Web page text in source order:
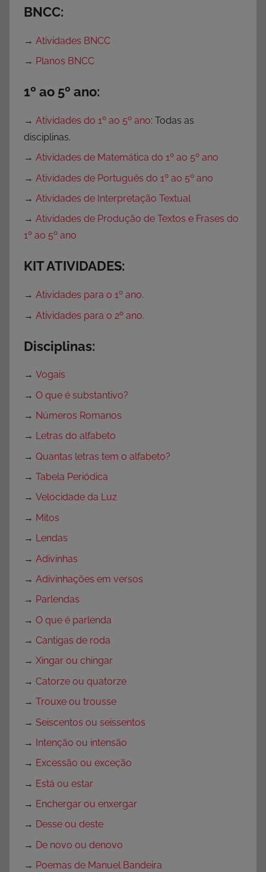
d
F
m
,
e
a
e
o
r
BNCC:
→ Atividades BNCC
→ Planos BNCC
1º ao 5º ano:
→ Atividades do 1º ao 5º ano: Todas as
disciplinas.
→ Atividades de Matemática do 1º ao 5º ano
→ Atividades de Português do 1º ao 5º ano
→ Atividades de Interpretação Textual
→ Atividades de Produção de Textos e Frases do
1º ao 5º ano
KIT ATIVIDADES:
→ Atividades para o 1º ano.
→ Atividades para o 2º ano.
Disciplinas:
→ Vogais
→ O que é substantivo?
→ Números Romanos
→ Letras do alfabeto
→ Quantas letras tem o alfabeto?
→ Tabela Periódica
→ Velocidade da Luz
→ Mitos
→ Lendas
→ Adivinhas
→ Adivinhações em versos
→ Parlendas
→ O que é parlenda
→ Cantigas de roda
→ Xingar ou chingar
→ Catorze ou quatorze
→ Trouxe ou trousse
→ Seiscentos ou seissentos
→ Intenção ou intensão
→ Excessão ou exceção
→ Está ou estar
→ Enchergar ou enxergar
→ Desse ou deste
→ De novo ou denovo
→ Poemas de Manuel Bandeira